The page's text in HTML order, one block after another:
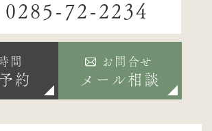
0285-72-2234
間
約
お問合せ
メール相談